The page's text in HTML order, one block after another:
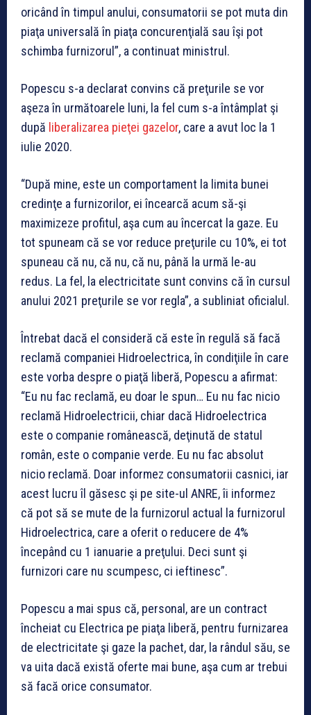
oricând în timpul anului, consumatorii se pot muta din
piaţa universală în piaţa concurenţială sau îşi pot
schimba furnizorul”, a continuat ministrul.
Popescu s-a declarat convins că preţurile se vor
aşeza în următoarele luni, la fel cum s-a întâmplat şi
după liberalizarea pieţei gazelor, care a avut loc la 1
iulie 2020.
“După mine, este un comportament la limita bunei
credinţe a furnizorilor, ei încearcă acum să-şi
maximizeze profitul, aşa cum au încercat la gaze. Eu
tot spuneam că se vor reduce preţurile cu 10%, ei tot
spuneau că nu, că nu, că nu, până la urmă le-au
redus. La fel, la electricitate sunt convins că în cursul
anului 2021 preţurile se vor regla”, a subliniat oficialul.
Întrebat dacă el consideră că este în regulă să facă
reclamă companiei Hidroelectrica, în condiţiile în care
este vorba despre o piaţă liberă, Popescu a afirmat:
“Eu nu fac reclamă, eu doar le spun… Eu nu fac nicio
reclamă Hidroelectricii, chiar dacă Hidroelectrica
este o companie românească, deţinută de statul
român, este o companie verde. Eu nu fac absolut
nicio reclamă. Doar informez consumatorii casnici, iar
acest lucru îl găsesc şi pe site-ul ANRE, îi informez
că pot să se mute de la furnizorul actual la furnizorul
Hidroelectrica, care a oferit o reducere de 4%
începând cu 1 ianuarie a preţului. Deci sunt şi
furnizori care nu scumpesc, ci ieftinesc”.
Popescu a mai spus că, personal, are un contract
încheiat cu Electrica pe piaţa liberă, pentru furnizarea
de electricitate şi gaze la pachet, dar, la rândul său, se
va uita dacă există oferte mai bune, aşa cum ar trebui
să facă orice consumator.